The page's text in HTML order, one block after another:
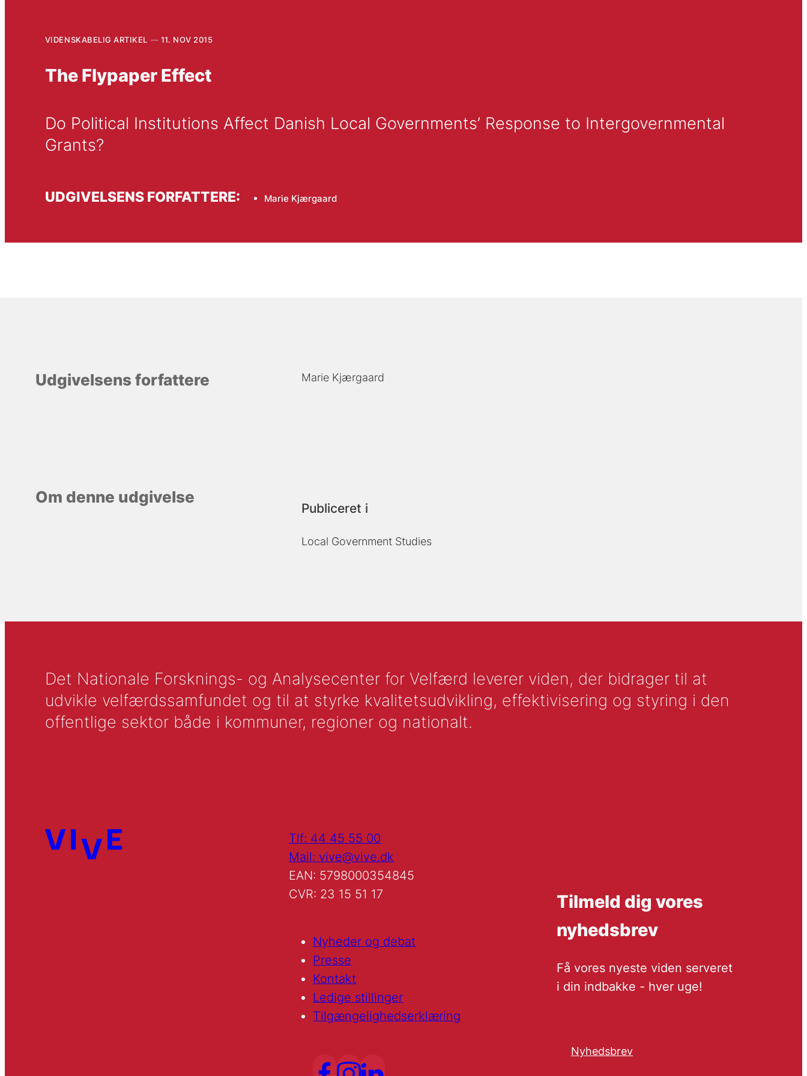
VIDENSKABELIG ARTIKEL 11. NOV 2015
The Flypaper Effect
Do Political Institutions Affect Danish Local Governments’ Response to Intergovernmental
Grants?
UDGIVELSENS FORFATTERE: Marie Kjærgaard
Udgivelsens forfattere Marie Kjærgaard
Om denne udgivelse
Publiceret i
Local Government Studies
Det Nationale Forsknings- og Analysecenter for Velfærd leverer viden, der bidrager til at
udvikle velfærdssamfundet og til at styrke kvalitetsudvikling, effektivisering og styring i den
offentlige sektor både i kommuner, regioner og nationalt.
Tlf: 44 45 55 00
Mail: vive@vive.dk
EAN: 5798000354845
CVR: 23 15 51 17
Nyheder og debat
Presse
Kontakt
Ledige stillinger
Tilgængelighedserklæring
Tilmeld dig vores
nyhedsbrev
Få vores nyeste viden serveret
i din indbakke - hver uge!
Nyhedsbrev